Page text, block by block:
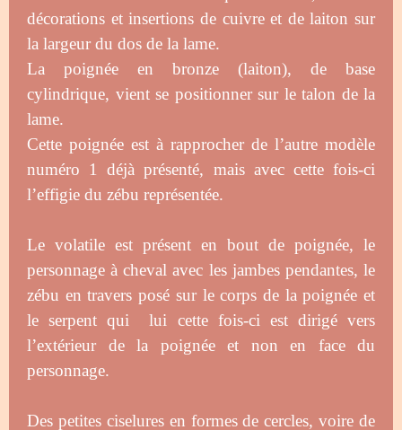
décorations et insertions de cuivre et de laiton sur
la largeur du dos de la lame.
La poignée en bronze (laiton), de base
cylindrique, vient se positionner sur le talon de la
lame.
Cette poignée est à rapprocher de l’autre modèle
numéro 1 déjà présenté, mais avec cette fois-ci
l’effigie du zébu représentée.
Le volatile est présent en bout de poignée, le
personnage à cheval avec les jambes pendantes, le
zébu en travers posé sur le corps de la poignée et
le serpent qui lui cette fois-ci est dirigé vers
l’extérieur de la poignée et non en face du
personnage.
Des petites ciselures en formes de cercles, voire de